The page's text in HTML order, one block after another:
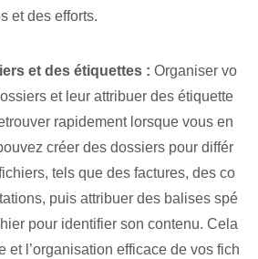
et des efforts.
et des étiquettes : ⁣ Organiser vo
et leur attribuer des étiquette
rapidement lorsque vous en
créer des dossiers pour différ
tels que des factures, des co
puis attribuer des balises spé
pour identifier son contenu. Cela
et l’organisation efficace de vos fich